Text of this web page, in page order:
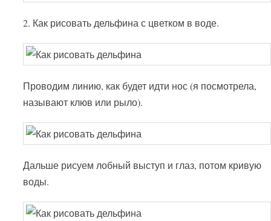
2. Как рисовать дельфина с цветком в воде.
Проводим линию, как будет идти нос (я посмотрела,
называют клюв или рыло).
Дальше рисуем лобный выступ и глаз, потом кривую
воды.